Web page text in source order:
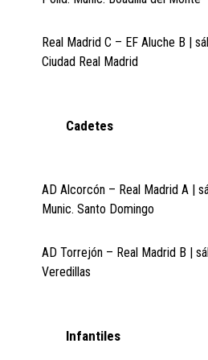
Real Madrid C – EF Aluche B |
Ciudad Real Madrid
Cadetes
AD Alcorcón – Real Madrid A |
Munic. Santo Domingo
AD Torrejón – Real Madrid B |
Veredillas
Infantiles